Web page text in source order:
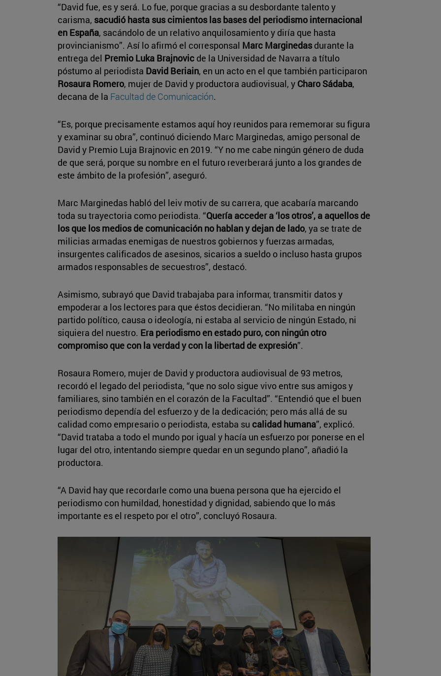
“David fue, es y será. Lo fue, porque gracias a su desbordante talento y
carisma, sacudió hasta sus cimientos las bases del periodismo internacional
en España, sacándolo de un relativo anquilosamiento y diría que hasta
provincianismo”. Así lo afirmó el corresponsal Marc Marginedasdurante la
entrega del Premio Luka Brajnovic de la Universidad de Navarra a título
póstumo al periodista David Beriain, en un acto en el que también participaron
Rosaura Romero, mujer de David y productora audiovisual, y Charo Sádaba,
decana de la Facultad de Comunicación.
“Es, porque precisamente estamos aquí hoy reunidos para rememorar su figura
y examinar su obra”, continuó diciendo Marc Marginedas, amigo personal de
David y Premio Luja Brajnovic en 2019. “Y no me cabe ningún género de duda
de que será, porque su nombre en el futuro reverberará junto a los grandes de
este ámbito de la profesión”, aseguró.
Marc Marginedas habló del leiv motiv de su carrera, que acabaría marcando
toda su trayectoria como periodista. “Quería acceder a ‘los otros’, a aquellos de
los que los medios de comunicación no hablan y dejan de lado, ya se trate de
milicias armadas enemigas de nuestros gobiernos y fuerzas armadas,
insurgentes calificados de asesinos, sicarios a sueldo o incluso hasta grupos
armados responsables de secuestros”, destacó.
Asimismo, subrayó que David trabajaba para informar, transmitir datos y
empoderar a los lectores para que éstos decidieran. “No militaba en ningún
partido político, causa o ideología, ni estaba al servicio de ningún Estado, ni
siquiera del nuestro. Era periodismo en estado puro, con ningún otro
compromiso que con la verdad y con la libertad de expresión”.
Rosaura Romero, mujer de David y productora audiovisual de 93 metros,
recordó el legado del periodista, “que no solo sigue vivo entre sus amigos y
familiares, sino también en el corazón de la Facultad”. “Entendió que el buen
periodismo dependía del esfuerzo y de la dedicación; pero más allá de su
calidad como empresario o periodista, estaba su calidad humana”, explicó.
“David trataba a todo el mundo por igual y hacía un esfuerzo por ponerse en el
lugar del otro, intentando siempre quedar en un segundo plano”, añadió la
productora.
“A David hay que recordarle como una buena persona que ha ejercido el
periodismo con humildad, honestidad y dignidad, sabiendo que lo más
importante es el respeto por el otro”, concluyó Rosaura.